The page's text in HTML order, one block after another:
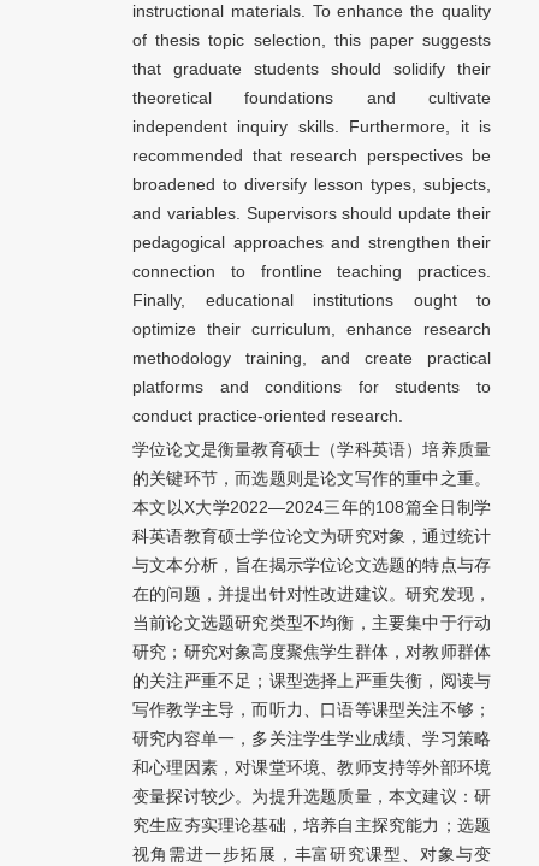
instructional materials. To enhance the quality
of thesis topic selection, this paper suggests
that graduate students should solidify their
theoretical foundations and cultivate
independent inquiry skills. Furthermore, it is
recommended that research perspectives be
broadened to diversify lesson types, subjects,
and variables. Supervisors should update their
pedagogical approaches and strengthen their
connection to frontline teaching practices.
Finally, educational institutions ought to
optimize their curriculum, enhance research
methodology training, and create practical
platforms and conditions for students to
conduct practice-oriented research.
学位论文是衡量教育硕士（学科英语）培养质量
的关键环节，而选题则是论文写作的重中之重。
本文以X大学2022—2024三年的108篇全日制学
科英语教育硕士学位论文为研究对象，通过统计
与文本分析，旨在揭示学位论文选题的特点与存
在的问题，并提出针对性改进建议。研究发现，
当前论文选题研究类型不均衡，主要集中于行动
研究；研究对象高度聚焦学生群体，对教师群体
的关注严重不足；课型选择上严重失衡，阅读与
写作教学主导，而听力、口语等课型关注不够；
研究内容单一，多关注学生学业成绩、学习策略
和心理因素，对课堂环境、教师支持等外部环境
变量探讨较少。为提升选题质量，本文建议：研
究生应夯实理论基础，培养自主探究能力；选题
视角需进一步拓展，丰富研究课型、对象与变